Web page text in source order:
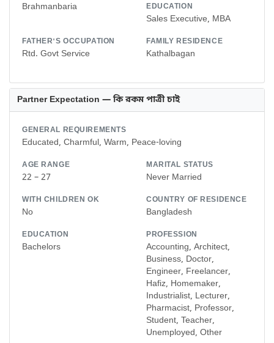
Brahmanbaria
EDUCATION
Sales Executive, MBA
FATHER'S OCCUPATION
Rtd. Govt Service
FAMILY RESIDENCE
Kathalbagan
Partner Expectation — কি রকম পাত্রী চাই
GENERAL REQUIREMENTS
Educated, Charmful, Warm, Peace-loving
AGE RANGE
22 – 27
MARITAL STATUS
Never Married
WITH CHILDREN OK
No
COUNTRY OF RESIDENCE
Bangladesh
EDUCATION
Bachelors
PROFESSION
Accounting, Architect,
Business, Doctor,
Engineer, Freelancer,
Hafiz, Homemaker,
Industrialist, Lecturer,
Pharmacist, Professor,
Student, Teacher,
Unemployed, Other